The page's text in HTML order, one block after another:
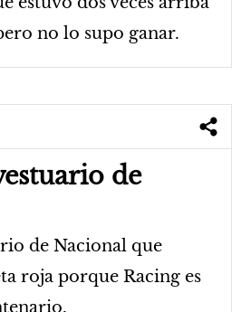
no lo supo ganar.
de
de Nacional que
roja porque Racing es